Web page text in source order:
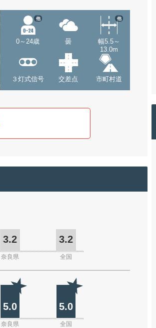
0～24歳
他
曇
幅5.5～
13.0m
他
３灯式信号 交差点 市町村道
3.2 3.2
奈良県 全国
5.0 5.0
奈良県 全国